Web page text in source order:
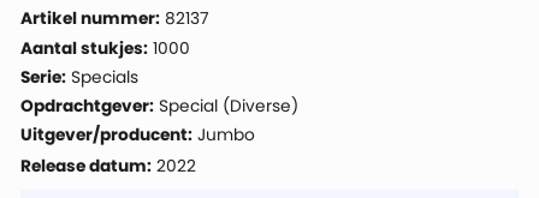
Artikel nummer: 82137
Aantal stukjes: 1000
Serie: Specials
Opdrachtgever: Special (Diverse)
Uitgever/producent: Jumbo
Release datum: 2022